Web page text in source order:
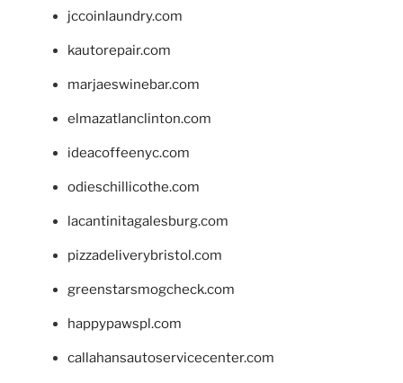
jccoinlaundry.com
kautorepair.com
marjaeswinebar.com
elmazatlanclinton.com
ideacoffeenyc.com
odieschillicothe.com
lacantinitagalesburg.com
pizzadeliverybristol.com
greenstarsmogcheck.com
happypawspl.com
callahansautoservicecenter.com